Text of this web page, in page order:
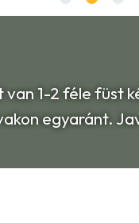
1-2 féle füst
egyaránt.